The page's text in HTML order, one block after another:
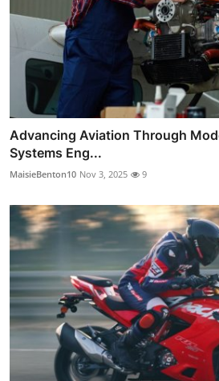
Advancing Aviation Through
Systems Eng...
MaisieBenton10 Nov 3, 2025 9